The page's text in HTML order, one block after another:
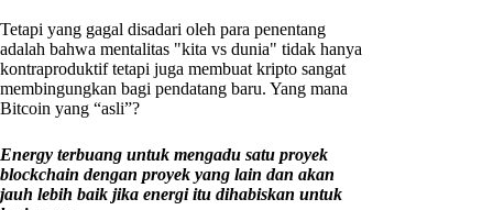
Tetapi yang gagal disadari oleh para penentang
adalah bahwa mentalitas "kita vs dunia" tidak hanya
kontraproduktif tetapi juga membuat kripto sangat
membingungkan bagi pendatang baru. Yang mana
Bitcoin yang “asli”?
Energy terbuang untuk mengadu satu proyek
blockchain dengan proyek yang lain dan akan
jauh lebih baik jika energi itu dihabiskan untuk